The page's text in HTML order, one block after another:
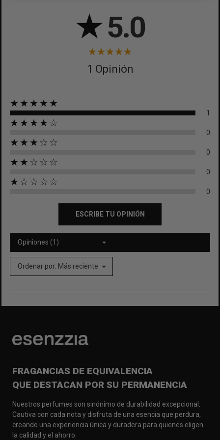
★5.0
1 Opinión
★★★★★
1
★★★★☆
0
★★★☆☆
0
★★☆☆☆
0
★☆☆☆☆
0
ESCRIBE TU OPINIÓN
Opiniones (1)
Ordenar por: Más reciente
FRAGANCIAS DE EQUIVALENCIA
QUE DESTACAN POR SU PERMANENCIA
Nuestros perfumes son sinónimo de durabilidad excepcional.
Cautiva con cada nota y disfruta de una esencia que perdura,
creando una experiencia única y duradera para quienes eligen
la calidad y el ahorro.